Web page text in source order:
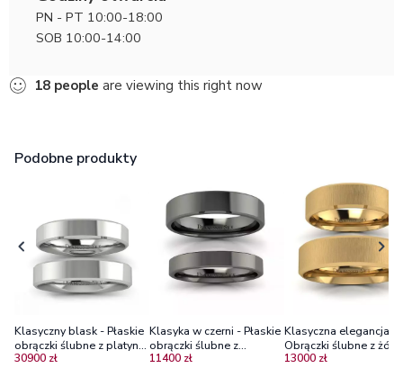
PN - PT 10:00-18:00
SOB 10:00-14:00
18 people are viewing this right now
Podobne produkty
Klasyczny blask - Płaskie
obrączki ślubne z platyny,
4.5mm oraz 6mm
30900 zł
Klasyka w czerni - Płaskie
obrączki ślubne z
czarnego złota, 3.0mm,
11400 zł
Klasyczna elegancja -
Obrączki ślubne z
złota, 6mm, mat
13000 zł